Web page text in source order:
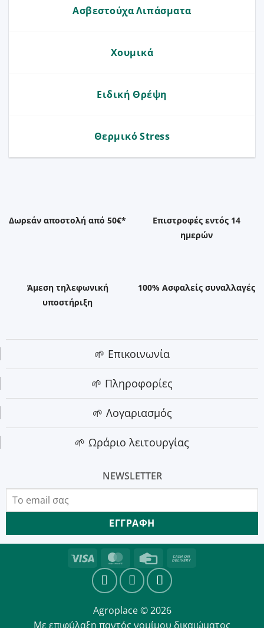
Ασβεστούχα Λιπάσματα
Χουμικά
Ειδική Θρέψη
Θερμικό Stress
Δωρεάν αποστολή από 50€*
Επιστροφές εντός 14
ημερών
Άμεση τηλεφωνική
υποστήριξη
100% Ασφαλείς συναλλαγές
🌱 Επικοινωνία
🌱 Πληροφορίες
🌱 Λογαριασμός
🌱 Ωράριο λειτουργίας
NEWSLETTER
Agroplace © 2026
Με επιφύλαξη παντός νομίμου δικαιώματος
Visa MasterCard
Credit
Card